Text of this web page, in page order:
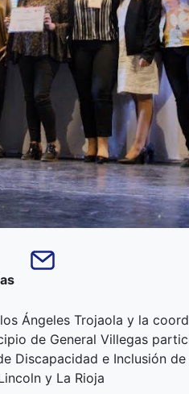
Ángeles Trojaola y la
de General Villegas
Discapacidad e Inclusión
y La Rioja